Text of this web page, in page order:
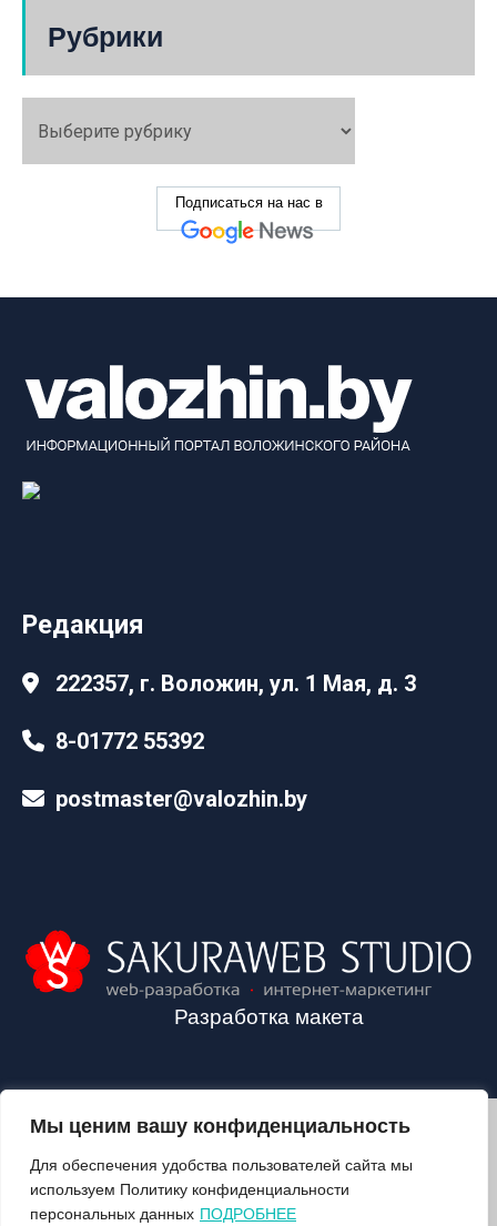
Мы ценим вашу конфиденциальность
Для обеспечения удобства пользователей сайта мы
используем Политику конфиденциальности
персональных данных ПОДРОБНЕЕ
Рубрики
Подписаться на нас в
Редакция
222357, г. Воложин, ул. 1 Мая, д. 3
8-01772 55392
postmaster@valozhin.by
Разработка макета
2024©VALOZHIN.BY - НОВОСТИ ВОЛОЖИНСКОГО РАЙОНА
О ГАЗЕТЕ